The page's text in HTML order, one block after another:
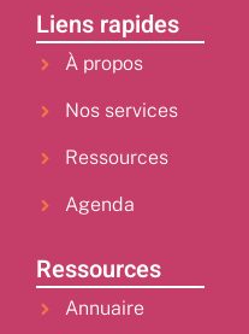
Liens rapides
À propos
Nos services
Ressources
Agenda
Ressources
Annuaire